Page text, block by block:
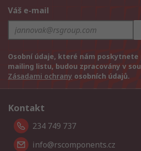
Váš e-mail
Osobní údaje, které nám
mailing listu, budou zpracovány v
Zásadami ochrany osobních údajů.
Kontakt
234 749 737
info@rscomponents.cz